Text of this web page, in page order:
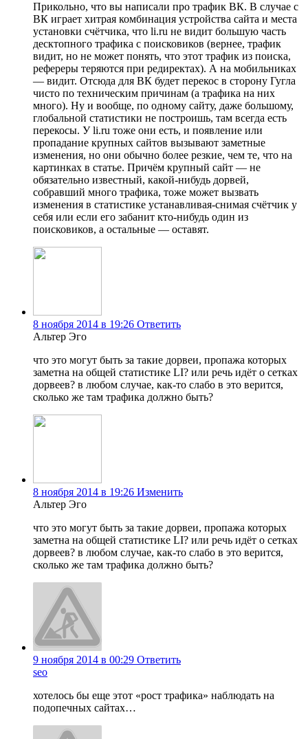
Прикольно, что вы написали про трафик ВК. В случае с
ВК играет хитрая комбинация устройства сайта и места
установки счётчика, что li.ru не видит большую часть
десктопного трафика с поисковиков (вернее, трафик
видит, но не может понять, что этот трафик из поиска,
рефереры теряются при редиректах). А на мобильниках
— видит. Отсюда для ВК будет перекос в сторону Гугла
чисто по техническим причинам (а трафика на них
много). Ну и вообще, по одному сайту, даже большому,
глобальной статистики не построишь, там всегда есть
перекосы. У li.ru тоже они есть, и появление или
пропадание крупных сайтов вызывают заметные
изменения, но они обычно более резкие, чем те, что на
картинках в статье. Причём крупный сайт — не
обязательно известный, какой-нибудь дорвей,
собравший много трафика, тоже может вызвать
изменения в статистике устанавливая-снимая счётчик у
себя или если его забанит кто-нибудь один из
поисковиков, а остальные — оставят.
8 ноября 2014 в 19:26 Ответить
Альтер Эго
что это могут быть за такие дорвеи, пропажа которых
заметна на общей статистике LI? или речь идёт о сетках
дорвеев? в любом случае, как-то слабо в это верится,
сколько же там трафика должно быть?
8 ноября 2014 в 19:26 Изменить
Альтер Эго
что это могут быть за такие дорвеи, пропажа которых
заметна на общей статистике LI? или речь идёт о сетках
дорвеев? в любом случае, как-то слабо в это верится,
сколько же там трафика должно быть?
9 ноября 2014 в 00:29 Ответить
seo
хотелось бы еще этот «рост трафика» наблюдать на
подопечных сайтах…